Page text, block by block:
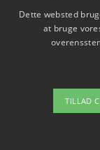
Om
Dette websted
at bruge
TILLAD